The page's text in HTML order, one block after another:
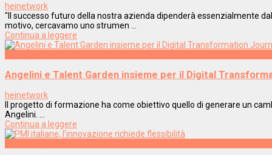
heinetwork
"Il successo futuro della nostra azienda dipenderà essenzialmente
motivo, cercavamo uno strumen ...
Continua a leggere
Angelini e Talent Garden insieme per il Digital
heinetwork
Il progetto di formazione ha come obiettivo quello di generare un
Angelini. ...
Continua a leggere